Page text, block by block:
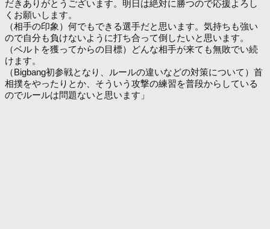
だきありがとうございます。明日は絶対に勝つので応援よろし
くお願いします。
（相手の印象）何でもできる選手だと思います。気持ちも強い
ので自分も負けないように打ち合って倒したいと思います。
（ベルトを獲ってからの目標）どんな相手が来ても無敗でい続
けます。
（Bigbang初参戦となり、ルールの違いなどの対策について）首
相撲をやったりとか、そういう攻撃の練習を普段からしている
のでルールは問題ないと思います」